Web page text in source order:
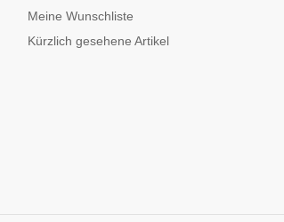
Meine Wunschliste
Kürzlich gesehene Artikel